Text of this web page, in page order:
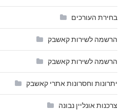
בחירת העורכים
הרשמה לשירות קאשבק
הרשמה לשירות קאשבק
יתרונות וחסרונות אתרי קאשבק
צרכנות אונליין נבונה